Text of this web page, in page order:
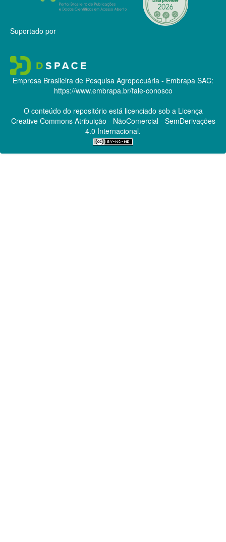
Suportado por
Empresa Brasileira de Pesquisa Agropecuária - Embrapa SAC:
https://www.embrapa.br/fale-conosco
O conteúdo do repositório está licenciado sob a Licença
Creative CommonsAtribuição - NãoComercial - SemDerivações
4.0 Internacional.